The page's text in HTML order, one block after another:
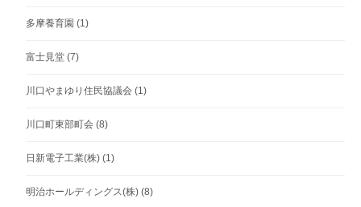
多摩養育園 (1)
富士見堂 (7)
川口やまゆり住民協議会 (1)
川口町東部町会 (8)
日新電子工業(株) (1)
明治ホールディングス(株) (8)